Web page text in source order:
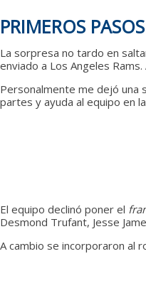
PRIMEROS
La sorpresa no tardo en
enviado a Los Angeles
Personalmente me dejó una
partes y ayuda al equipo en
El equipo declinó poner el
Desmond Trufant, Jesse
A cambio se incorporaron al